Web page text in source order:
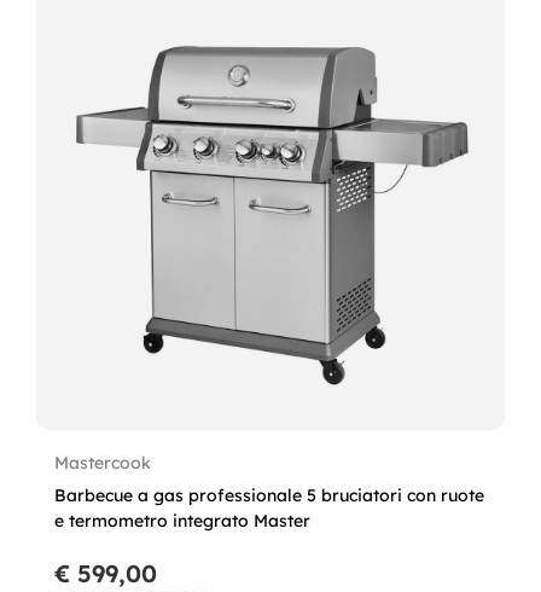
Mastercook
Barbecue a gas professionale 5 bruciatori con ruote
e termometro integrato Master
€ 599,00